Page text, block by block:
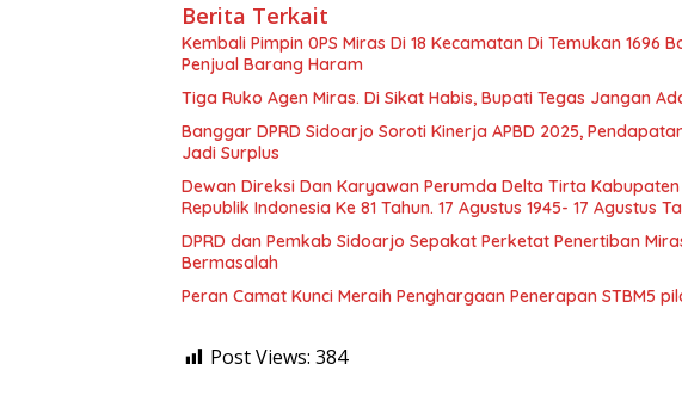
Berita Terkait
Kembali Pimpin 0PS Miras Di 18 Kecamatan Di Temukan 1696
Penjual Barang Haram
Tiga Ruko Agen Miras. Di Sikat Habis, Bupati Tegas Jangan
Banggar DPRD Sidoarjo Soroti Kinerja APBD 2025,
Jadi Surplus
Dewan Direksi Dan Karyawan Perumda Delta Tirta
Republik Indonesia Ke 81 Tahun. 17 Agustus 1945- 17 Agustus
DPRD dan Pemkab Sidoarjo Sepakat Perketat Penertiban
Bermasalah
Peran Camat Kunci Meraih Penghargaan Penerapan STBM5
Post Views: 384